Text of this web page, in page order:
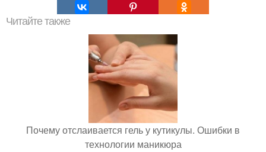
Читайте также
Почему отслаивается гель у кутикулы. Ошибки в
технологии маникюра